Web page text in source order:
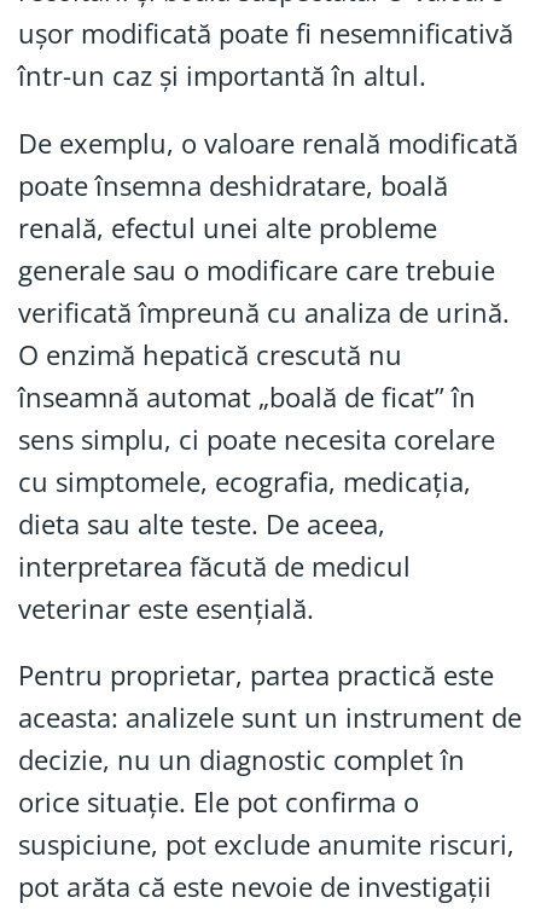
ușor modificată poate fi nesemnificativă
într-un caz și importantă în altul.
De exemplu, o valoare renală modificată
poate însemna deshidratare, boală
renală, efectul unei alte probleme
generale sau o modificare care trebuie
verificată împreună cu analiza de urină.
O enzimă hepatică crescută nu
înseamnă automat „boală de ficat” în
sens simplu, ci poate necesita corelare
cu simptomele, ecografia, medicația,
dieta sau alte teste. De aceea,
interpretarea făcută de medicul
veterinar este esențială.
Pentru proprietar, partea practică este
aceasta: analizele sunt un instrument de
decizie, nu un diagnostic complet în
orice situație. Ele pot confirma o
suspiciune, pot exclude anumite riscuri,
pot arăta că este nevoie de investigații